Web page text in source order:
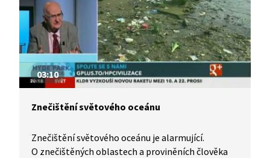
03:10
Znečištění světového oceánu
Znečištění světového oceánu je alarmující.
O znečištěných oblastech a proviněních člověka